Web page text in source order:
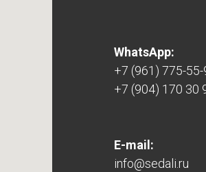
WhatsApp:
+7 (961) 775-
+7 (904) 170 30
E-mail:
info@sedali.ru